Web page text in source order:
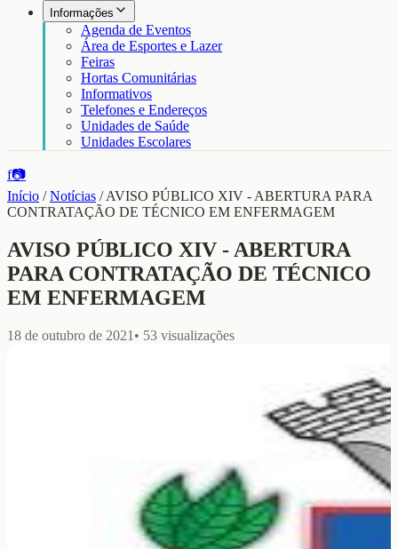
Informações
Agenda de Eventos
Área de Esportes e Lazer
Feiras
Hortas Comunitárias
Informativos
Telefones e Endereços
Unidades de Saúde
Unidades Escolares
f📷
Início /Notícias /AVISO PÚBLICO XIV - ABERTURA PARA
CONTRATAÇÃO DE TÉCNICO EM ENFERMAGEM
AVISO PÚBLICO XIV - ABERTURA
PARA CONTRATAÇÃO DE TÉCNICO
EM ENFERMAGEM
18 de outubro de 2021 • 53 visualizações